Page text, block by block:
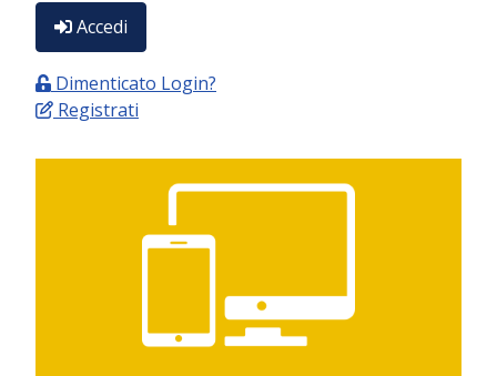
Accedi
Dimenticato Login?
Registrati